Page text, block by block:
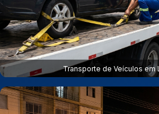
Transporte de Veículos em